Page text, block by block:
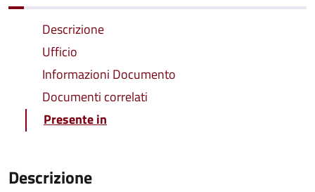
Descrizione
Ufficio
Informazioni Documento
Documenti correlati
Presente in
Descrizione